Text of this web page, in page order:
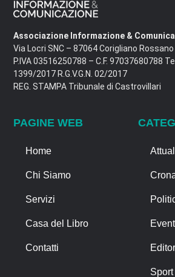
Associazione Informazione &
Via Locri SNC – 87064 Corigliano Rossano
P.IVA 03516250788 – C.F. 97037680788
1399/2017 R.G.V.G.N. 02/2017
REG. STAMPA Tribunale di Castrovillari
PAGINE WEB
Home
Chi Siamo
Servizi
Casa del Libro
Contatti
Sport